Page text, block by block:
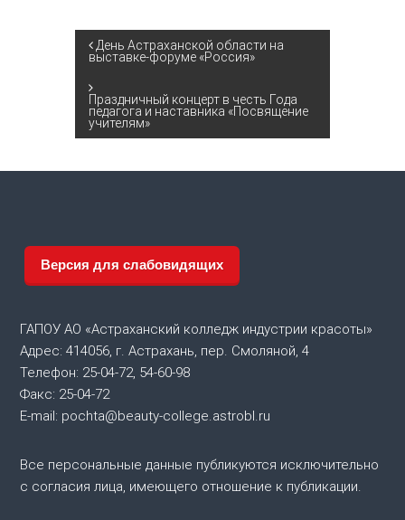
Н
в
и
а
ц
и
я
п
о
з
День Астраханской области на
выставке-форуме «Россия»
Праздничный концерт в честь Года
педагога и наставника «Посвящение
учителям»
Версия для слабовидящих
ГАПОУ АО «Астраханский колледж индустрии красоты»
Адрес: 414056, г. Астрахань, пер. Смоляной, 4
Телефон: 25-04-72, 54-60-98
Факс: 25-04-72
E-mail: pochta@beauty-college.astrobl.ru
Все персональные данные публикуются исключительно
с согласия лица, имеющего отношение к публикации.